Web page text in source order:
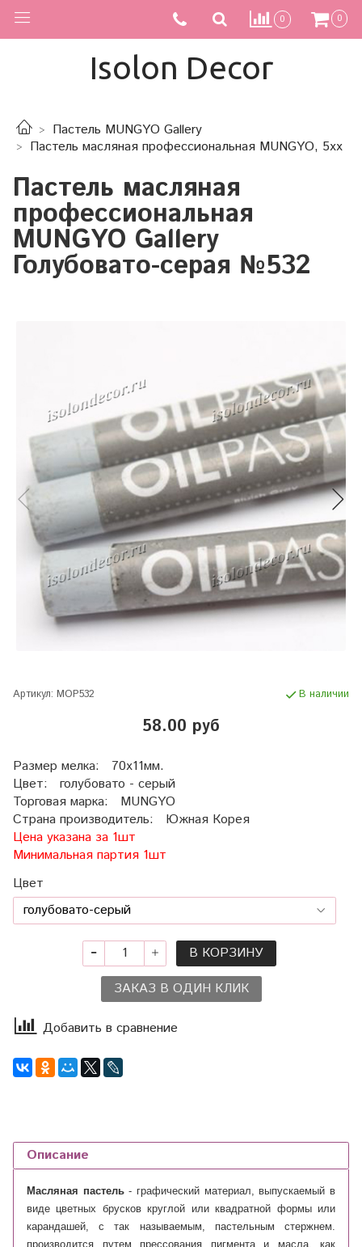
0 0
Isolon Decor
Пастель MUNGYO Gallery
Пастель масляная профессиональная MUNGYO, 5хх
Пастель масляная
профессиональная
MUNGYO Gallery
Голубовато-серая №532
Артикул: MOP532 В наличии
58.00 руб
Размер мелка: 70х11мм.
Цвет: голубовато - серый
Торговая марка: MUNGYO
Страна производитель: Южная Корея
Цена указана за 1шт
Минимальная партия 1шт
Цвет
В КОРЗИНУ
ЗАКАЗ В ОДИН КЛИК
Добавить в сравнение
Описание
Масляная пастель- графический материал, выпускаемый в
виде цветных брусков круглой или квадратной формы или
карандашей, с так называемым, пастельным стержнем.
производится путем прессования пигмента и масла, как